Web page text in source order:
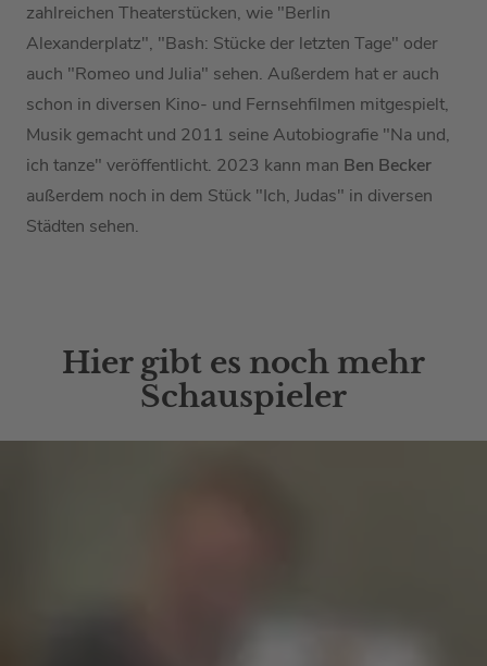
zahlreichen Theaterstücken, wie "Berlin
Alexanderplatz", "Bash: Stücke der letzten Tage" oder
auch "Romeo und Julia" sehen. Außerdem hat er auch
schon in diversen Kino- und Fernsehfilmen mitgespielt,
Musik gemacht und 2011 seine Autobiografie "Na und,
ich tanze" veröffentlicht. 2023 kann man Ben Becker
außerdem noch in dem Stück "Ich, Judas" in diversen
Städten sehen.
Hier gibt es noch mehr
Schauspieler